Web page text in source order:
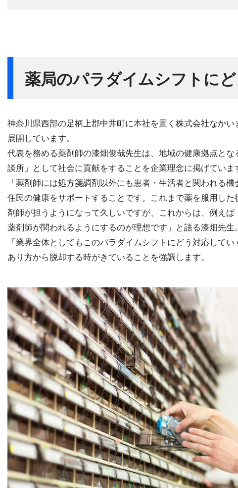
薬局のパラダイムシフトに
神奈川県西部の足柄上郡中井町に本社を置く株式会社なか
展開しています。
代表を務める薬剤師の漆畑俊哉先生は、地域の健康拠点と
談所」として社会に貢献をすることを企業理念に掲げていま
「薬剤師には処方箋調剤以外にも患者・生活者と関われる
住民の健康をサポートすることです。これまで薬を服用し
剤師が担うようになって久しいですが、これからは、例え
薬剤師が関われるようにするのが理想です」と語る漆畑先生。
「業界全体としてもこのパラダイムシフトにどう対応して
あり方から脱却する時がきていることを強調します。